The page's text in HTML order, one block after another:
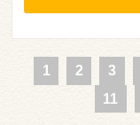
1 2 3
11